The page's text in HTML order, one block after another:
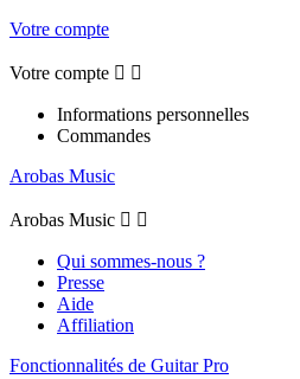
Votre compte
Votre compte  
Informations personnelles
Commandes
Arobas Music
Arobas Music  
Qui sommes-nous ?
Presse
Aide
Affiliation
Fonctionnalités de Guitar Pro